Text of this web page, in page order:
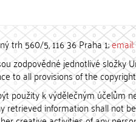
trh 560/5, 116 36 Praha 1;
zodpovědné jednotlivé složky
to all provisions of the
použity k výdělečným účelům
information shall not